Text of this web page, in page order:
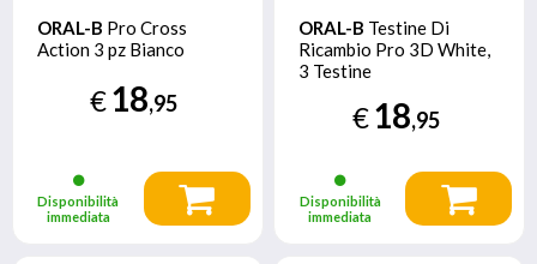
ORAL-B Pro Cross
Action 3 pz Bianco
€18,95
Disponibilità
immediata
ORAL-B Testine Di
Ricambio Pro 3D White,
3 Testine
€18,95
Disponibilità
immediata